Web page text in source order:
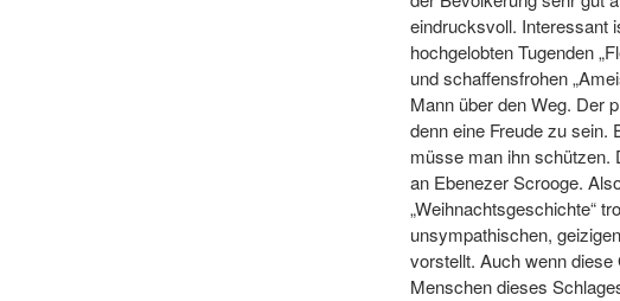
eindrucksvoll. Interessant
hochgelobten Tugenden
und schaffensfrohen
Mann über den Weg. Der
denn eine Freude zu sein.
müsse man ihn schützen.
an Ebenezer Scrooge.
„Weihnachtsgeschichte“
unsympathischen,
vorstellt. Auch wenn
Menschen dieses